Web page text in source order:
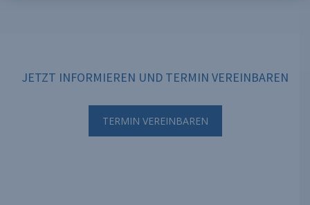
JETZT INFORMIEREN UND TERMIN VEREINBAREN
TERMIN VEREINBAREN